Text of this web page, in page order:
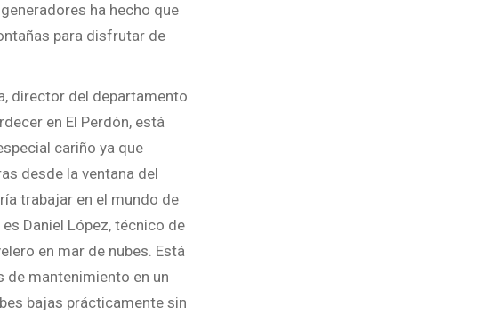
ha hecho que
para disfrutar de
director del departamento
en El Perdón, está
cariño ya que
desde la ventana del
trabajar en el mundo de
Daniel López, técnico de
en mar de nubes. Está
de mantenimiento en un
bajas prácticamente sin